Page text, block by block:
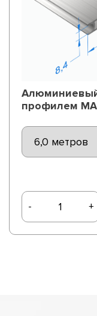
профилем
- +